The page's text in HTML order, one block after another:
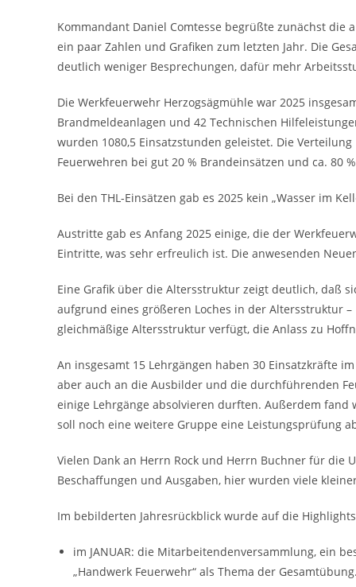
Kommandant Daniel Comtesse begrüßte zunächst
ein paar Zahlen und Grafiken zum letzten Jahr. Die
deutlich weniger Besprechungen, dafür mehr
Die Werkfeuerwehr Herzogsägmühle war 2025
Brandmeldeanlagen und 42 Technischen
wurden 1080,5 Einsatzstunden geleistet. Die
Feuerwehren bei gut 20 % Brandeinsätzen und ca. 80
Bei den THL-Einsätzen gab es 2025 kein „Wasser im
Austritte gab es Anfang 2025 einige, die der
Eintritte, was sehr erfreulich ist. Die anwesenden
Eine Grafik über die Altersstruktur zeigt deutlich, daß
aufgrund eines größeren Loches in der Altersstruktur
gleichmäßige Altersstruktur verfügt, die Anlass zu
An insgesamt 15 Lehrgängen haben 30 Einsatzkräfte
aber auch an die Ausbilder und die durchführenden
einige Lehrgänge absolvieren durften. Außerdem
soll noch eine weitere Gruppe eine Leistungsprüfung
Vielen Dank an Herrn Rock und Herrn Buchner für
Beschaffungen und Ausgaben, hier wurden viele
Im bebilderten Jahresrückblick wurde auf die
im JANUAR: die Mitarbeitendenversammlung, ein
„Handwerk Feuerwehr“ als Thema der